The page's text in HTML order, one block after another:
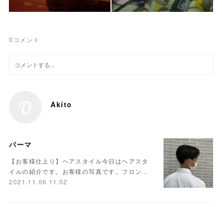
0 コメント
Akito
パーマ
【お客様仕上り】ヘアスタイル今日はヘアスタ
イルの紹介です。お客様の写真です。フロン…
2021.11.06 11:52